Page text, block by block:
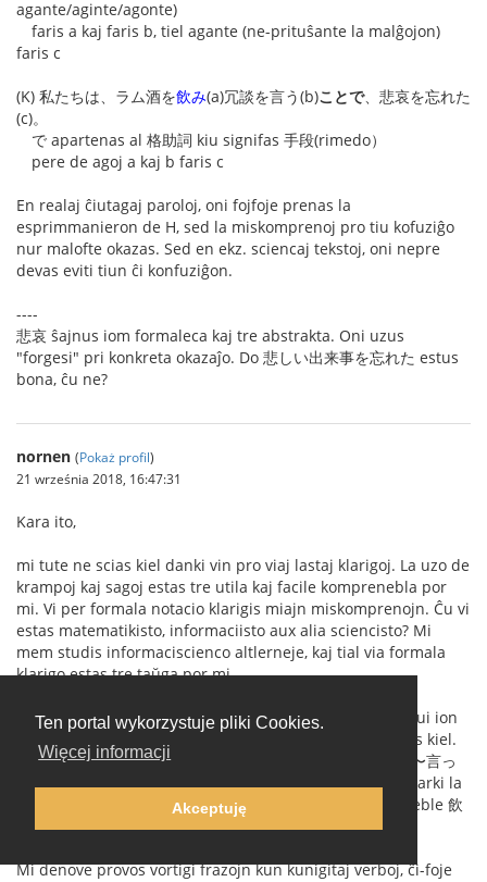
Ten portal wykorzystuje pliki Cookies.
Więcej informacji
Akceptuję
agante/aginte/agonte)
faris a kaj faris b, tiel agante (ne-prituŝante la malĝojon)
faris c
(K) 私たちは、ラム酒を飲み(a)冗談を言う(b)ことで、悲哀を忘れた
(c)。
で apartenas al 格助詞 kiu signifas 手段(rimedo）
pere de agoj a kaj b faris c
En realaj ĉiutagaj paroloj, oni fojfoje prenas la
esprimmanieron de H, sed la miskomprenoj pro tiu kofuziĝo
nur malofte okazas. Sed en ekz. sciencaj tekstoj, oni nepre
devas eviti tiun ĉi konfuziĝon.
----
悲哀 ŝajnus iom formaleca kaj tre abstrakta. Oni uzus
"forgesi" pri konkreta okazaĵo. Do 悲しい出来事を忘れた estus
bona, ĉu ne?
nornen (Pokaż profil)
21 września 2018, 16:47:31
Kara ito,
mi tute ne scias kiel danki vin pro viaj lastaj klarigoj. La uzo de
krampoj kaj sagoj estas tre utila kaj facile komprenebla por
mi. Vi per formala notacio klarigis miajn miskomprenojn. Ĉu vi
estas matematikisto, informaciisto aux alia sciencisto? Mi
mem studis informaciscienco altlerneje, kaj tial via formala
klarigo estas tre taŭga por mi.
Mi jam vidis mian eraron (bildo 1). Mi fakte celis konstrui ion
similan al (I) (たり〜たりする) (
), tamen mi ne sciis kiel.
Mi ankaŭ komprenas la eblan dusencecon de (H) (飲み〜言っ
), tamen eble parolante oni povas marki la
intencitan signifcon per paŭzado aŭ intonacio, ĉu? Ĉu eble 飲
み言ってーー忘れた kontraŭ 飲みーー言って忘れた?
Mi denove provos vortigi frazojn kun kunigitaj verboj, ĉi-foje